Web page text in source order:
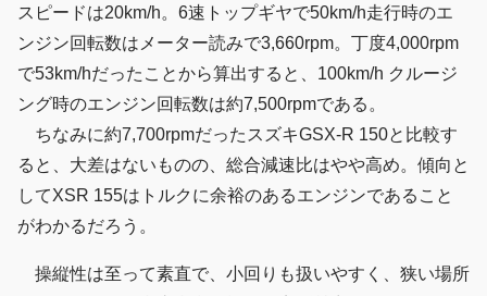
スピードは20km/h。6速トップギヤで50km/h走行時のエ
ンジン回転数はメーター読みで3,660rpm。丁度4,000rpm
で53km/hだったことから算出すると、100km/h クルージ
ング時のエンジン回転数は約7,500rpmである。
ちなみに約7,700rpmだったスズキGSX-R 150と比較す
ると、大差はないものの、総合減速比はやや高め。傾向と
してXSR 155はトルクに余裕のあるエンジンであること
がわかるだろう。
操縦性は至って素直で、小回りも扱いやすく、狭い場所